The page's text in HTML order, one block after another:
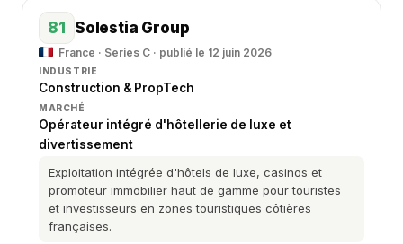
81 Solestia Group
France · Series C · publié le 12 juin 2026
INDUSTRIE
Construction & PropTech
MARCHÉ
Opérateur intégré d'hôtellerie de luxe et
divertissement
Exploitation intégrée d'hôtels de luxe, casinos et
promoteur immobilier haut de gamme pour touristes
et investisseurs en zones touristiques côtières
françaises.